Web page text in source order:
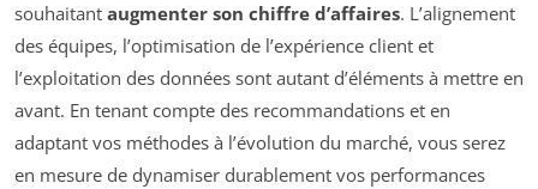
souhaitant augmenter son chiffre d’affaires. L’alignement
des équipes, l’optimisation de l’expérience client et
l’exploitation des données sont autant d’éléments à mettre en
avant. En tenant compte des recommandations et en
adaptant vos méthodes à l’évolution du marché, vous serez
en mesure de dynamiser durablement vos performances